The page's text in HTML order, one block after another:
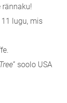
lugu, mis
” soolo USA